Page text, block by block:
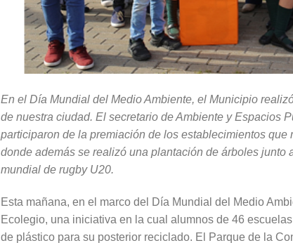
En el Día Mundial del Medio Ambiente, el Municipio
de nuestra ciudad. El secretario de Ambiente y Espacios
participaron de la premiación de los establecimientos
donde además se realizó una plantación de árboles
mundial de rugby U20.
Esta mañana, en el marco del Día Mundial del Medio
Ecolegio, una iniciativa en la cual alumnos de 46
de plástico para su posterior reciclado. El Parque de la